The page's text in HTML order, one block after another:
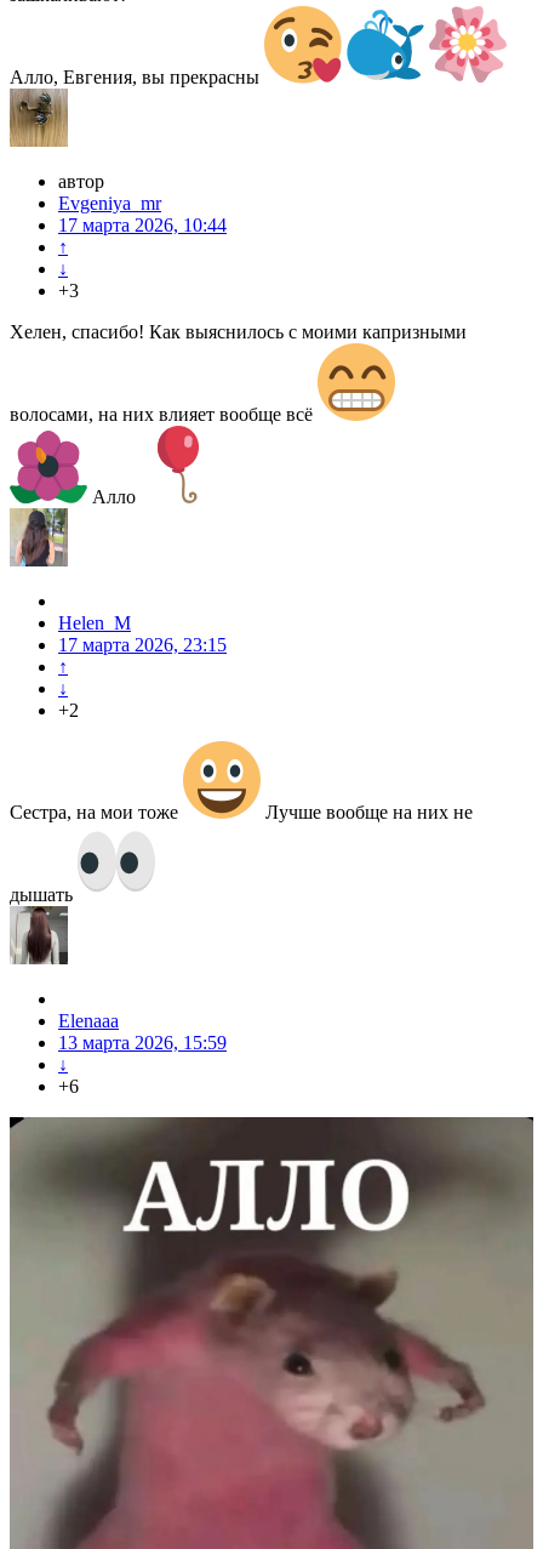
Алло, Евгения, вы прекрасны
автор
Evgeniya_mr
17 марта 2026, 10:44
↑
↓
+3
Хелен, спасибо! Как выяснилось с моими капризными
волосами, на них влияет вообще всё
Алло
Helen_M
17 марта 2026, 23:15
↑
↓
+2
Сестра, на мои тоже Лучше вообще на них не
дышать
Elenaaa
13 марта 2026, 15:59
↓
+6